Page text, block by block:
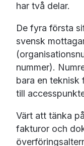
har två delar.
De fyra första
svensk
nummer).
bara en teknisk
till
Värt att tänka
fakturor och